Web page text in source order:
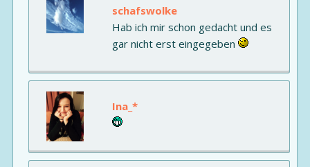
schafswolke
Hab ich mir schon gedacht und es
gar nicht erst eingegeben
Ina_*